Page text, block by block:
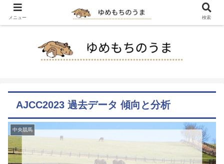
AJCC2023 過去データ 傾向と分析
中央競馬
メニュー 検索